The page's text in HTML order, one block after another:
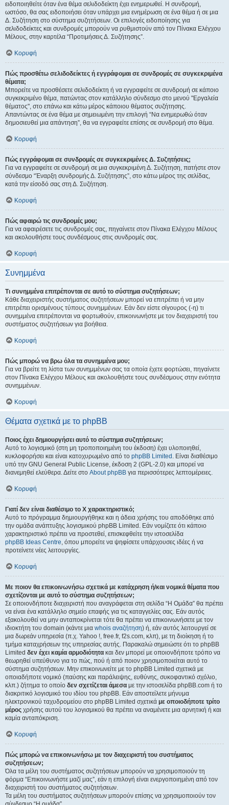
ειδοποιηθείτε όταν ένα θέμα σελιδοδείκτη έχει ενημερωθεί. Η συνδρομή,
ωστόσο, θα σας ειδοποιήσει όταν υπάρχει μια ενημέρωση σε ένα θέμα ή σε μια
Δ. Συζήτηση στο σύστημα συζητήσεων. Οι επιλογές ειδοποίησης για
σελιδοδείκτες και συνδρομές μπορούν να ρυθμιστούν από τον Πίνακα Ελέγχου
Μέλους, στην καρτέλα “Προτιμήσεις Δ. Συζήτησης”.
Κορυφή
Πώς προσθέτω σελιδοδείκτες ή εγγράφομαι σε συνδρομές σε συγκεκριμένα
θέματα;
Μπορείτε να προσθέσετε σελιδοδείκτη ή να εγγραφείτε σε συνδρομή σε κάποιο
συγκεκριμένο θέμα, πατώντας στον κατάλληλο σύνδεσμο στο μενού "Εργαλεία
θέματος", στο επάνω και κάτω μέρος κάποιου θέματος συζήτησης.
Απαντώντας σε ένα θέμα με σημειωμένη την επιλογή “Να ενημερωθώ όταν
δημοσιευθεί μια απάντηση”, θα να εγγραφείτε επίσης σε συνδρομή στο θέμα.
Κορυφή
Πώς εγγράφομαι σε συνδρομές σε συγκεκριμένες Δ. Συζητήσεις;
Για να εγγραφείτε σε συνδρομή σε μια συγκεκριμένη Δ. Συζήτηση, πατήστε στον
σύνδεσμο “Έναρξη συνδρομής Δ. Συζήτησης”, στο κάτω μέρος της σελίδας,
κατά την είσοδό σας στη Δ. Συζήτηση.
Κορυφή
Πώς αφαιρώ τις συνδρομές μου;
Για να αφαιρέσετε τις συνδρομές σας, πηγαίνετε στον Πίνακα Ελέγχου Μέλους
και ακολουθήστε τους συνδέσμους στις συνδρομές σας.
Κορυφή
Συνημμένα
Τι συνημμένα επιτρέπονται σε αυτό το σύστημα συζητήσεων;
Κάθε διαχειριστής συστήματος συζητήσεων μπορεί να επιτρέπει ή να μην
επιτρέπει ορισμένους τύπους συνημμένων. Εάν δεν είστε σίγουρος (-η) τι
συνημμένα επιτρέπονται να φορτωθούν, επικοινωνήστε με τον διαχειριστή του
συστήματος συζητήσεων για βοήθεια.
Κορυφή
Πώς μπορώ να βρω όλα τα συνημμένα μου;
Για να βρείτε τη λίστα των συνημμένων σας τα οποία έχετε φορτώσει, πηγαίνετε
στον Πίνακα Ελέγχου Μέλους και ακολουθήστε τους συνδέσμους στην ενότητα
συνημμένων.
Κορυφή
Θέματα σχετικά με το phpBB
Ποιος έχει δημιουργήσει αυτό το σύστημα συζητήσεων;
Αυτό το λογισμικό (στη μη τροποποιημένη του έκδοση) έχει υλοποιηθεί,
κυκλοφορήσει και είναι κατοχυρωμένο από το phpBB Limited . Είναι διαθέσιμο
υπό την GNU General Public License, έκδοση 2 (GPL-2.0) και μπορεί να
διανεμηθεί ελεύθερα. Δείτε στο About phpBB για περισσότερες λεπτομέρειες.
Κορυφή
Γιατί δεν είναι διαθέσιμο το Χ χαρακτηριστικό;
Αυτό το πρόγραμμα δημιουργήθηκε και η άδεια χρήσης του αποδόθηκε από
την ομάδα ανάπτυξης λογισμικού phpBB Limited. Εάν νομίζετε ότι κάποιο
χαρακτηριστικό πρέπει να προστεθεί, επισκεφθείτε την ιστοσελίδα
phpBB Ideas Centre, όπου μπορείτε να ψηφίσετε υπάρχουσες ιδέες ή να
προτείνετε νέες λειτουργίες.
Κορυφή
Με ποιον θα επικοινωνήσω σχετικά με κατάχρηση ή/και νομικά θέματα που
σχετίζονται με αυτό το σύστημα συζητήσεων;
Σε οποιονδήποτε διαχειριστή που αναγράφεται στη σελίδα “Η Ομάδα” θα πρέπει
να είναι ένα κατάλληλο σημείο επαφής για τις καταγγελίες σας. Εάν αυτός
εξακολουθεί να μην ανταποκρίνεται τότε θα πρέπει να επικοινωνήσετε με τον
ιδιοκτήτη του domain (κάντε μια whois αναζήτηση) ή, εάν αυτός λειτουργεί σε
μια δωρεάν υπηρεσία (π.χ. Yahoo !, free.fr, f2s.com, κλπ), με τη διοίκηση ή το
τμήμα καταχρήσεων της υπηρεσίας αυτής. Παρακαλώ σημειώστε ότι το phpBB
Limited δεν έχει καμία αρμοδιότητα και δεν μπορεί με οποιονδήποτε τρόπο να
θεωρηθεί υπεύθυνο για το πώς, πού ή από ποιον χρησιμοποιείται αυτό το
σύστημα συζητήσεων. Μην επικοινωνείτε με το phpBB Limited σχετικά με
οποιαδήποτε νομικό (παύσης και παράλειψης, ευθύνης, συκοφαντικό σχόλιο,
κλπ.) ζήτημα το οποίο δεν σχετίζεται άμεσα με την ιστοσελίδα phpBB.com ή το
διακριτικό λογισμικό του ιδίου του phpBB. Εάν αποστείλετε μήνυμα
ηλεκτρονικού ταχυδρομείου στο phpBB Limited σχετικά με οποιοδήποτε τρίτο
μέρος χρήσης αυτού του λογισμικού θα πρέπει να αναμένετε μια αρνητική ή και
καμία ανταπόκριση.
Κορυφή
Πώς μπορώ να επικοινωνήσω με τον διαχειριστή του συστήματος
συζητήσεων;
Όλα τα μέλη του συστήματος συζητήσεων μπορούν να χρησιμοποιούν τη
φόρμα “Επικοινωνήστε μαζί μας”, εάν η επιλογή είναι ενεργοποιημένη από τον
διαχειριστή του συστήματος συζητήσεων.
Τα μέλη του συστήματος συζητήσεων μπορούν επίσης να χρησιμοποιούν τον